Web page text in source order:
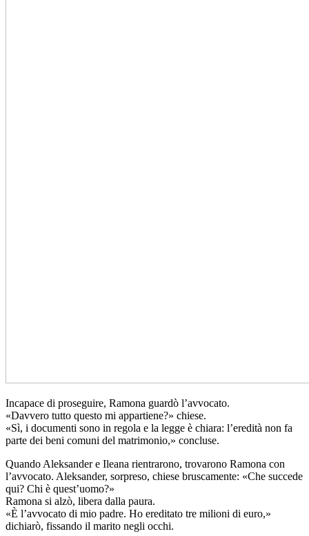
Incapace di proseguire, Ramona guardò l’avvocato.
«Davvero tutto questo mi appartiene?» chiese.
«Sì, i documenti sono in regola e la legge è chiara: l’eredità non fa
parte dei beni comuni del matrimonio,» concluse.
Quando Aleksander e Ileana rientrarono, trovarono Ramona con
l’avvocato. Aleksander, sorpreso, chiese bruscamente: «Che succede
qui? Chi è quest’uomo?»
Ramona si alzò, libera dalla paura.
«È l’avvocato di mio padre. Ho ereditato tre milioni di euro,»
dichiarò, fissando il marito negli occhi.